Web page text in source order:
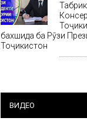
бахшида ба Рӯзи
Тоҷикистон
ВИДЕО